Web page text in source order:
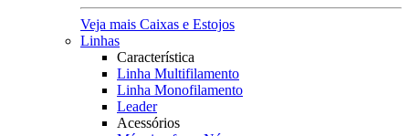
Veja mais Caixas e Estojos
Linhas
Característica
Linha Multifilamento
Linha Monofilamento
Leader
Acessórios